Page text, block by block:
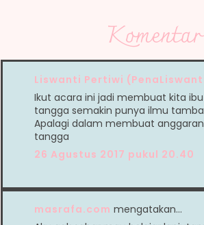
Komentar
Liswanti Pertiwi
Ikut acara ini jadi membuat kita
tangga semakin punya ilmu
Apalagi dalam membuat
tangga
26 Agustus 2017 pukul 20.40
masrafa.com mengatakan…